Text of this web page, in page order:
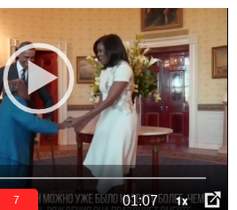
01:07 1x
6